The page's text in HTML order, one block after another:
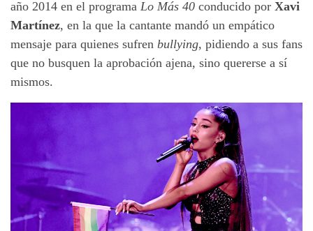
año 2014 en el programa Lo Más 40 conducido por Xavi
Martínez, en la que la cantante mandó un empático
mensaje para quienes sufren bullying, pidiendo a sus fans
que no busquen la aprobación ajena, sino quererse a sí
mismos.